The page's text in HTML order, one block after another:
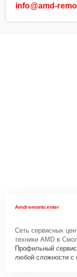
info@amd-
Amdremontcenter
Сеть сервисных
техники AMD в
Профильный
любой сложности с